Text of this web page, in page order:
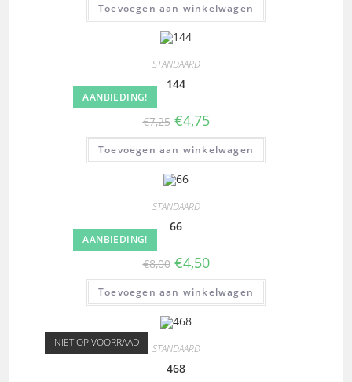
Toevoegen aan winkelwagen
AANBIEDING!
STANDAARD
144
€7,25 €4,75
Toevoegen aan winkelwagen
AANBIEDING!
STANDAARD
66
€8,00 €4,50
Toevoegen aan winkelwagen
NIET OP VOORRAAD STANDAARD
468